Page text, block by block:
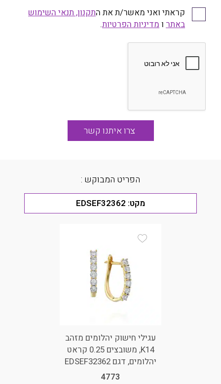
קראתי ואני מאשר/ת את התקנון, תנאי השימוש באתר
ומדיניות הפרטיות
קראתי ואני מאשר/ת את התקנון, תנאי השימוש
באתר ו מדיניות הפרטיות.
הפריט המבוקש :
מקט: EDSEF32362
Add Wishlist
עגילי חישוק יהלומים מזהב
K14, משובצים 0.25 קראט
יהלומים, דגם EDSEF32362
4773